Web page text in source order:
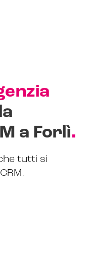
a Forlì.
tutti si